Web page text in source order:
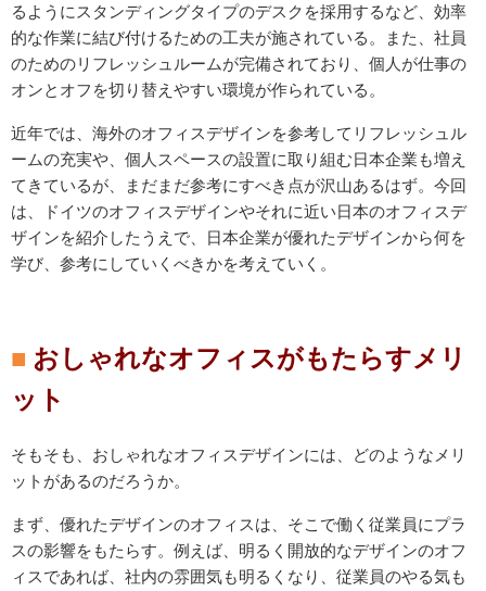
るようにスタンディングタイプのデスクを採用するなど、効率
的な作業に結び付けるための工夫が施されている。また、社員
のためのリフレッシュルームが完備されており、個人が仕事の
オンとオフを切り替えやすい環境が作られている。
近年では、海外のオフィスデザインを参考してリフレッシュル
ームの充実や、個人スペースの設置に取り組む日本企業も増え
てきているが、まだまだ参考にすべき点が沢山あるはず。今回
は、ドイツのオフィスデザインやそれに近い日本のオフィスデ
ザインを紹介したうえで、日本企業が優れたデザインから何を
学び、参考にしていくべきかを考えていく。
おしゃれなオフィスがもたらすメリ
ット
そもそも、おしゃれなオフィスデザインには、どのようなメリ
ットがあるのだろうか。
まず、優れたデザインのオフィスは、そこで働く従業員にプラ
スの影響をもたらす。例えば、明るく開放的なデザインのオフ
ィスであれば、社内の雰囲気も明るくなり、従業員のやる気も